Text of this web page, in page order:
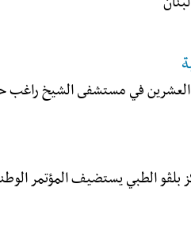
العشرين في مستشفى الشيخ
الطبي يستضيف المؤتمر